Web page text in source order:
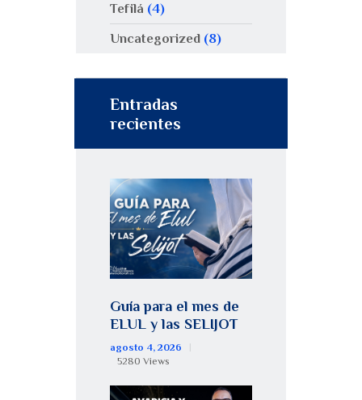
Tefilá (4)
Uncategorized (8)
Entradas
recientes
Guía para el mes de
ELUL y las SELIJOT
agosto 4, 2026
5280 Views